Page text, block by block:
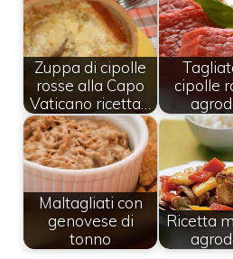
Zuppa di cipolle
rosse alla Capo
Vaticano ricetta…
cipolle
Maltagliati con
genovese di
tonno
Ricetta